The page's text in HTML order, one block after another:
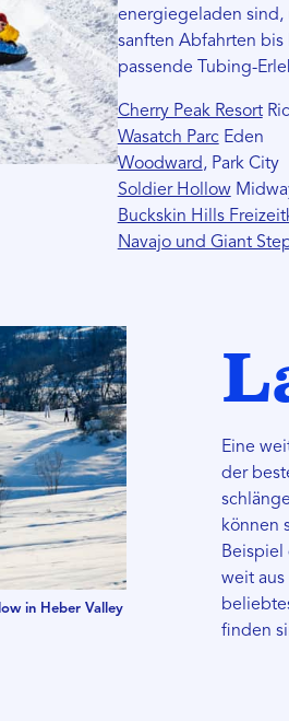
energiegeladen sind,
sanften Abfahrten bis
passende Tubing-
Cherry Peak Resort
Wasatch ParcEden
Woodward, Park City
Soldier Hollow
Buckskin Hills
Navajo und Giant
in Heber Valley
Eine
der
können
Beispiel
weit aus
finden